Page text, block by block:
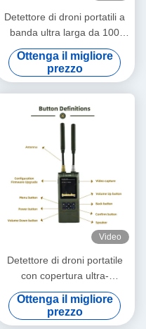
Detettore di droni portatili a
banda ultra larga da 100
MHz a 8 GHz con cattura
video in tempo reale e
ricerca di direzione precisa
Ottenga il migliore
prezzo
Video
Detettore di droni portatile
con copertura ultra-
larghezza banda da 100
MHz a 8000 MHz, cattura
video in tempo reale e
Ottenga il migliore
prezzo